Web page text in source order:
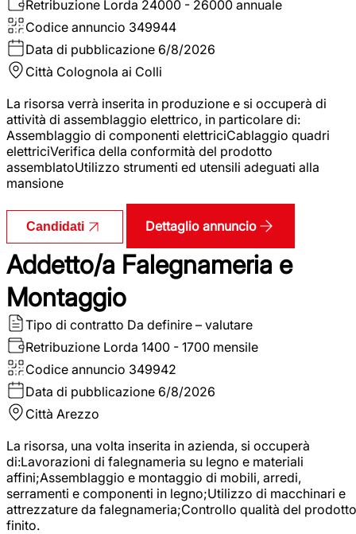
Retribuzione Lorda 24000 - 26000 annuale
Codice annuncio 349944
Data di pubblicazione 6/8/2026
Città Colognola ai Colli
La risorsa verrà inserita in produzione e si occuperà di
attività di assemblaggio elettrico, in particolare di:
Assemblaggio di componenti elettriciCablaggio quadri
elettriciVerifica della conformità del prodotto
assemblatoUtilizzo strumenti ed utensili adeguati alla
mansione
Candidati Dettaglio annuncio
Addetto/a Falegnameria e
Montaggio
Tipo di contratto Da definire – valutare
Retribuzione Lorda 1400 - 1700 mensile
Codice annuncio 349942
Data di pubblicazione 6/8/2026
Città Arezzo
La risorsa, una volta inserita in azienda, si occuperà
di:Lavorazioni di falegnameria su legno e materiali
affini;Assemblaggio e montaggio di mobili, arredi,
serramenti e componenti in legno;Utilizzo di macchinari e
attrezzature da falegnameria;Controllo qualità del prodotto
finito.